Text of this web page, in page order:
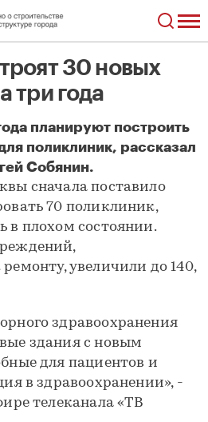
30 новых
три года
планируют построить
поликлиник, рассказал
Собянин.
поликлиник за три года
сначала поставило
70 поликлиник,
в плохом состоянии.
увеличили до 140,
здравоохранения
здания с новым
для пациентов и
в здравоохранении», -
телеканала «ТВ